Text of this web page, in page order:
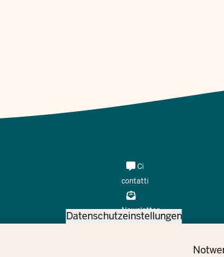
Datenschutzeinstellungen
contatti
Meta
Navi
Social
Ci
contatti
Newsletter